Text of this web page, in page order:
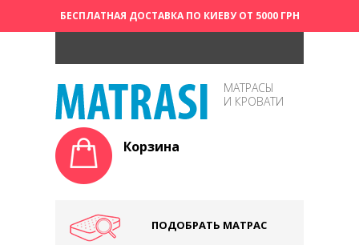
БЕСПЛАТНАЯ ДОСТАВКА ПО КИЕВУ ОТ 5000 ГРН
МАТРАСЫ
И КРОВАТИ
Корзина
ПОДОБРАТЬ МАТРАС